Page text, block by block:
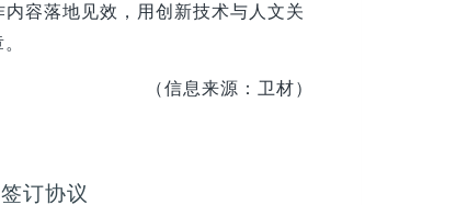
容落地见效，用创新技术与人文关
（信息来源：卫材）
订协议